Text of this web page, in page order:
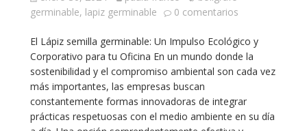
germinable, lapiz germinable 0 comentarios
El Lápiz semilla germinable: Un Impulso Ecológico y
Corporativo para tu Oficina En un mundo donde la
sostenibilidad y el compromiso ambiental son cada vez
más importantes, las empresas buscan
constantemente formas innovadoras de integrar
prácticas respetuosas con el medio ambiente en su día